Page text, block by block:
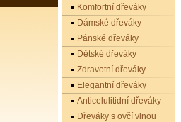
Komfortní dřeváky
Dámské dřeváky
Pánské dřeváky
Dětské dřeváky
Zdravotní dřeváky
Elegantní dřeváky
Anticelulitidní dřeváky
Dřeváky s ovčí vlnou